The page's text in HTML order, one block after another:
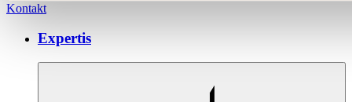
Kontakt
Expertis